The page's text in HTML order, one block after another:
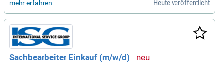
mehr erfahren Heute veröffentlicht
Sachbearbeiter Einkauf (m/w/d)